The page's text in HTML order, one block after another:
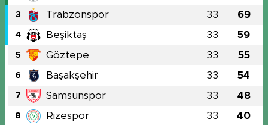
3 Trabzonspor 33 69
4 Beşiktaş 33 59
5 Göztepe 33 55
6 Başakşehir 33 54
7 Samsunspor 33 48
8 Rizespor 33 40